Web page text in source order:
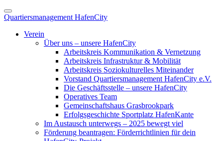
Quartiersmanagement HafenCity
Verein
Über uns – unsere HafenCity
Arbeitskreis Kommunikation & Vernetzung
Arbeitskreis Infrastruktur & Mobilität
Arbeitskreis Soziokulturelles Miteinander
Vorstand Quartiersmanagement HafenCity e.V.
Die Geschäftsstelle – unsere HafenCity
Operatives Team
Gemeinschaftshaus Grasbrookpark
Erfolgsgeschichte Sportplatz HafenKante
Im Austausch unterwegs – 2025 bewegt viel
Förderung beantragen: Förderrichtlinien für dein